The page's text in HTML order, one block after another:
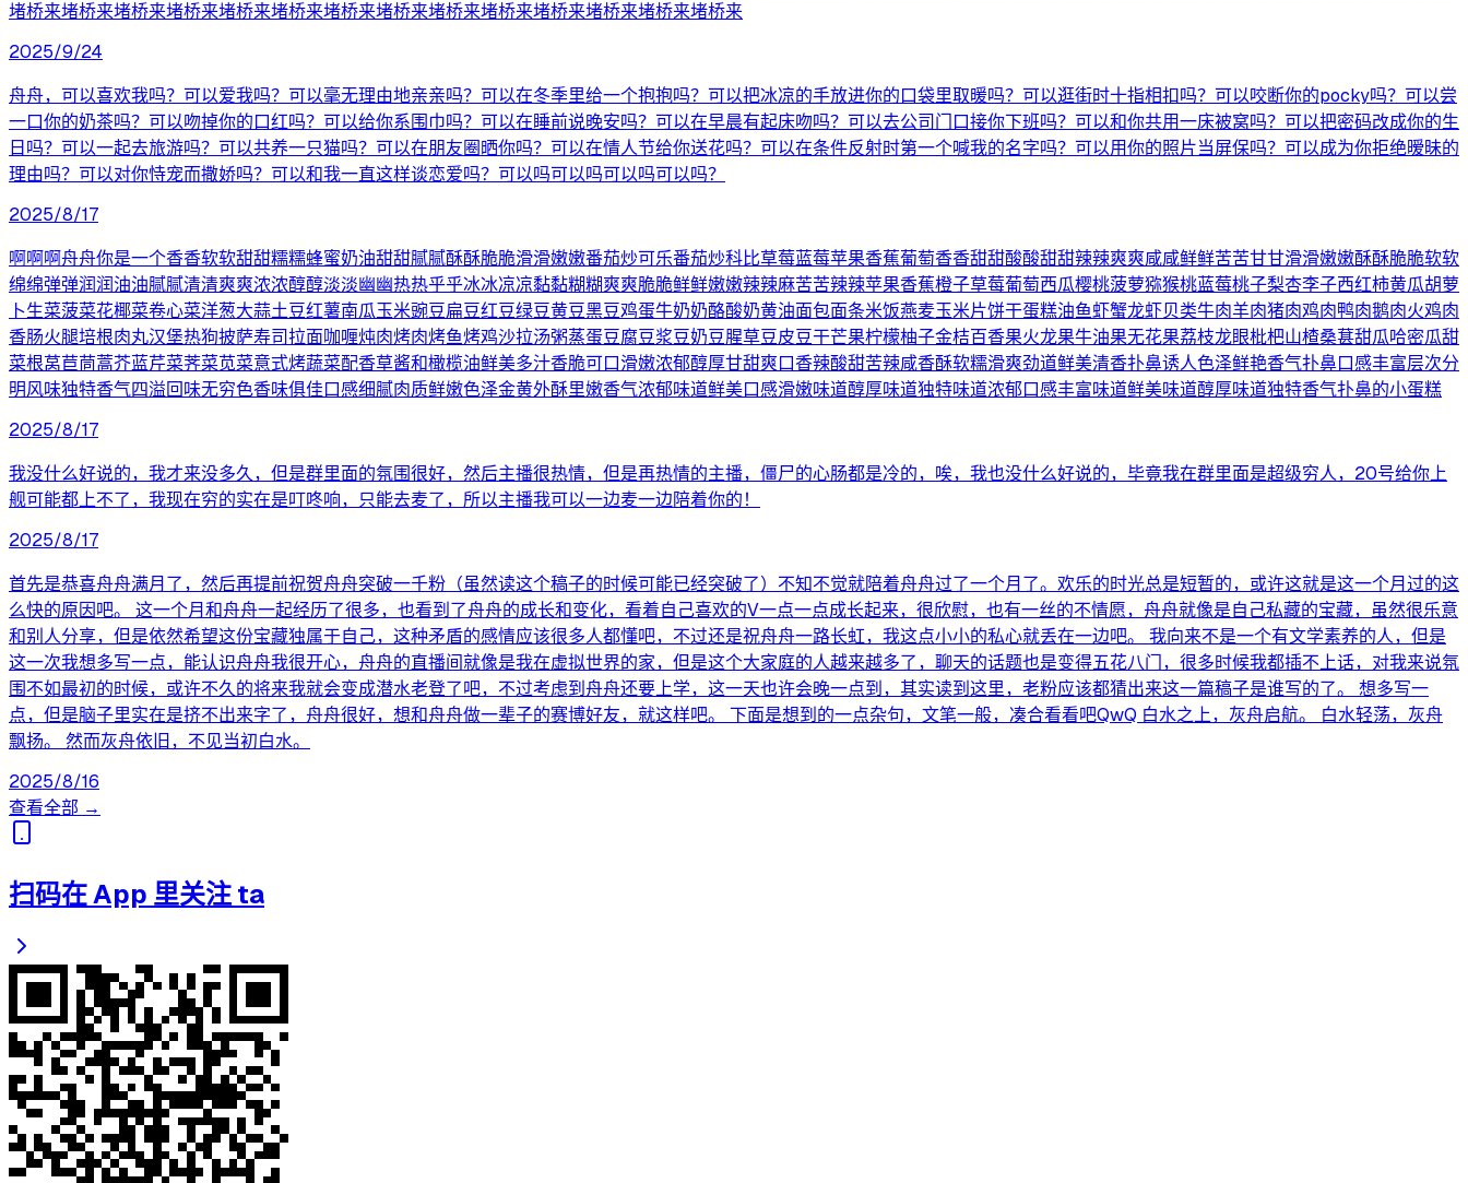
堵桥来堵桥来堵桥来堵桥来堵桥来堵桥来堵桥来堵桥来堵桥来堵桥来堵桥来堵桥来堵桥来堵桥来
2025/9/24
舟舟，可以喜欢我吗？可以爱我吗？可以毫无理由地亲亲吗？可以在冬季里给一个抱抱吗？可以把冰凉的手放进你的口袋里取暖吗？可以逛街时十指相扣吗？可以咬断你的pocky吗？可以尝
一口你的奶茶吗？可以吻掉你的口红吗？可以给你系围巾吗？可以在睡前说晚安吗？可以在早晨有起床吻吗？可以去公司门口接你下班吗？可以和你共用一床被窝吗？可以把密码改成你的生
日吗？可以一起去旅游吗？可以共养一只猫吗？可以在朋友圈晒你吗？可以在情人节给你送花吗？可以在条件反射时第一个喊我的名字吗？可以用你的照片当屏保吗？可以成为你拒绝暧昧的
理由吗？可以对你恃宠而撒娇吗？可以和我一直这样谈恋爱吗？可以吗可以吗可以吗可以吗？
2025/8/17
啊啊啊舟舟你是一个香香软软甜甜糯糯蜂蜜奶油甜甜腻腻酥酥脆脆滑滑嫩嫩番茄炒可乐番茄炒科比草莓蓝莓苹果香蕉葡萄香香甜甜酸酸甜甜辣辣爽爽咸咸鲜鲜苦苦甘甘滑滑嫩嫩酥酥脆脆软软
绵绵弹弹润润油油腻腻清清爽爽浓浓醇醇淡淡幽幽热热乎乎冰冰凉凉黏黏糊糊爽爽脆脆鲜鲜嫩嫩辣辣麻苦苦辣辣苹果香蕉橙子草莓葡萄西瓜樱桃菠萝猕猴桃蓝莓桃子梨杏李子西红柿黄瓜胡萝
卜生菜菠菜花椰菜卷心菜洋葱大蒜土豆红薯南瓜玉米豌豆扁豆红豆绿豆黄豆黑豆鸡蛋牛奶奶酪酸奶黄油面包面条米饭燕麦玉米片饼干蛋糕油鱼虾蟹龙虾贝类牛肉羊肉猪肉鸡肉鸭肉鹅肉火鸡肉
香肠火腿培根肉丸汉堡热狗披萨寿司拉面咖喱炖肉烤肉烤鱼烤鸡沙拉汤粥蒸蛋豆腐豆浆豆奶豆腥草豆皮豆干芒果柠檬柚子金桔百香果火龙果牛油果无花果荔枝龙眼枇杷山楂桑葚甜瓜哈密瓜甜
菜根莴苣茼蒿芥蓝芹菜荠菜苋菜意式烤蔬菜配香草酱和橄榄油鲜美多汁香脆可口滑嫩浓郁醇厚甘甜爽口香辣酸甜苦辣咸香酥软糯滑爽劲道鲜美清香扑鼻诱人色泽鲜艳香气扑鼻口感丰富层次分
明风味独特香气四溢回味无穷色香味俱佳口感细腻肉质鲜嫩色泽金黄外酥里嫩香气浓郁味道鲜美口感滑嫩味道醇厚味道独特味道浓郁口感丰富味道鲜美味道醇厚味道独特香气扑鼻的小蛋糕
2025/8/17
我没什么好说的，我才来没多久，但是群里面的氛围很好，然后主播很热情，但是再热情的主播，僵尸的心肠都是冷的，唉，我也没什么好说的，毕竟我在群里面是超级穷人，20号给你上
舰可能都上不了，我现在穷的实在是叮咚响，只能去麦了，所以主播我可以一边麦一边陪着你的！
2025/8/17
首先是恭喜舟舟满月了，然后再提前祝贺舟舟突破一千粉（虽然读这个稿子的时候可能已经突破了）不知不觉就陪着舟舟过了一个月了。欢乐的时光总是短暂的，或许这就是这一个月过的这
么快的原因吧。 这一个月和舟舟一起经历了很多，也看到了舟舟的成长和变化，看着自己喜欢的V一点一点成长起来，很欣慰，也有一丝的不情愿，舟舟就像是自己私藏的宝藏，虽然很乐意
和别人分享，但是依然希望这份宝藏独属于自己，这种矛盾的感情应该很多人都懂吧，不过还是祝舟舟一路长虹，我这点小小的私心就丢在一边吧。 我向来不是一个有文学素养的人，但是
这一次我想多写一点，能认识舟舟我很开心，舟舟的直播间就像是我在虚拟世界的家，但是这个大家庭的人越来越多了，聊天的话题也是变得五花八门，很多时候我都插不上话，对我来说氛
围不如最初的时候，或许不久的将来我就会变成潜水老登了吧，不过考虑到舟舟还要上学，这一天也许会晚一点到，其实读到这里，老粉应该都猜出来这一篇稿子是谁写的了。 想多写一
点，但是脑子里实在是挤不出来字了，舟舟很好，想和舟舟做一辈子的赛博好友，就这样吧。 下面是想到的一点杂句，文笔一般，凑合看看吧QwQ 白水之上，灰舟启航。 白水轻荡，灰舟
飘扬。 然而灰舟依旧，不见当初白水。
2025/8/16
查看全部 →
扫码在 App 里关注 ta